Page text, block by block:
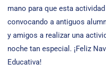
mano para que esta
convocando a antiguos
y amigos a realizar una
noche tan especial. ¡Feliz
Educativa!